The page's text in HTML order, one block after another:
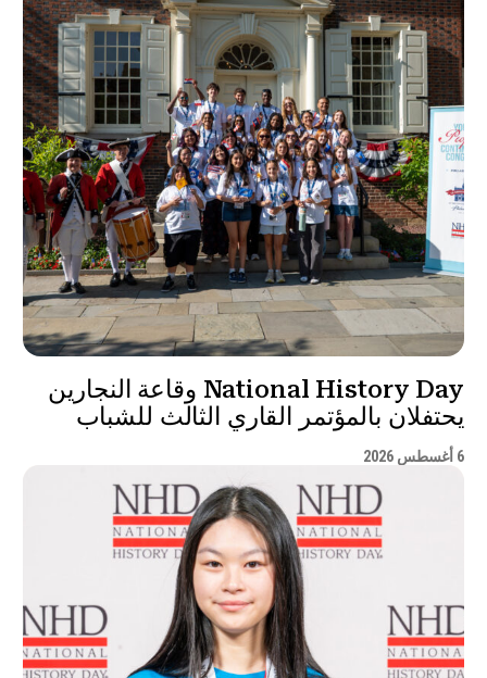
National History Day وقاعة النجارين
يحتفلان بالمؤتمر القاري الثالث للشباب
6 أغسطس 2026